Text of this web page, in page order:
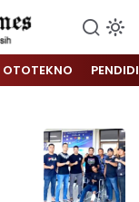
OTOTEKNO